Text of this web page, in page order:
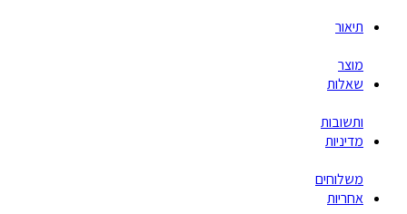
תיאור
מוצר
שאלות
ותשובות
מדיניות
משלוחים
אחריות